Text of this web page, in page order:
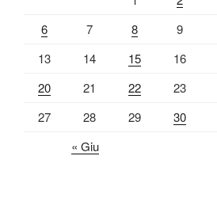
6
7 8 9
13
14 15 16
20
21 22 23
27
28 29 30
« Giu